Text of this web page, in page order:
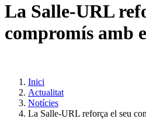
La Salle-URL
compromís amb
Inici
Actualitat
Notícies
La Salle-URL reforça el seu